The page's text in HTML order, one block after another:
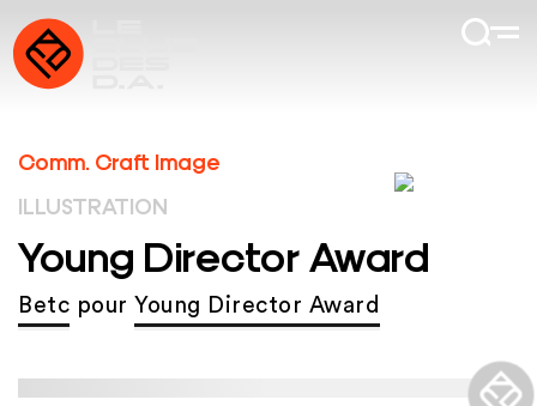
Comm. Craft Image
ILLUSTRATION
Young Director Award
Betc pour Young Director Award